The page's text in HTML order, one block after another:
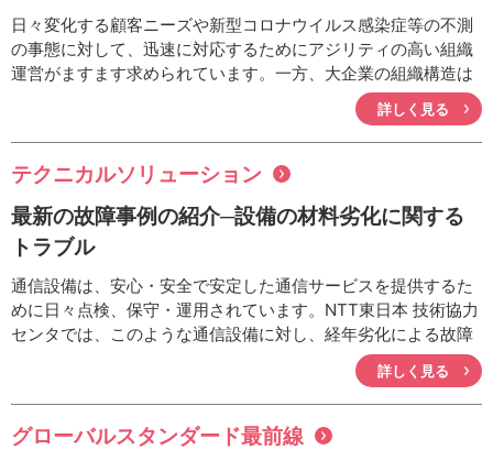
日々変化する顧客ニーズや新型コロナウイルス感染症等の不測
の事態に対して、迅速に対応するためにアジリティの高い組織
運営がますます求められています。一方、大企業の組織構造は
「階層型」が一般的であり、階層型の組織の意思決定は遅く、
「横」のつながりも希薄であり、価値の提供スピードという観
点で課題があります。ここでは、大規模な組織でも変化に迅速
に対応できるアジリティの高い組織運営を実現するための6つ
詳しく見る
テクニカルソリューション
最新の故障事例の紹介─設備の材料劣化に関する
トラブル
通信設備は、安心・安全で安定した通信サービスを提供するた
めに日々点検、保守・運用されています。NTT東日本 技術協力
センタでは、このような通信設備に対し、経年劣化による故障
や経年劣化だけでは説明できない特異故障について、材料的な
観点から原因の究明と防止対策の提案を行っています。ここで
は、最近発生した鋼管柱の特異的な腐食事例やNTTビルの搬入
口の手摺り扉の腐食による故障事例について紹介します。
詳しく見る
グローバルスタンダード最前線